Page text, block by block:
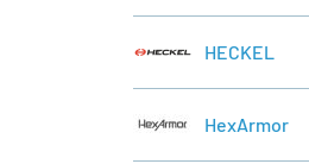
HECKEL
HexArmor